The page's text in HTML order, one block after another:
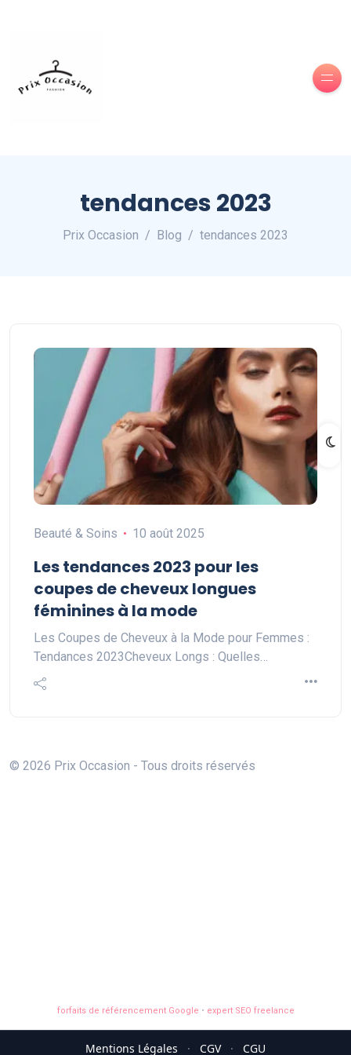
tendances 2023
Prix Occasion Blog tendances 2023
Beauté & Soins 10 août 2025
Les tendances 2023 pour les
coupes de cheveux longues
féminines à la mode
Les Coupes de Cheveux à la Mode pour Femmes :
Tendances 2023Cheveux Longs : Quelles…
© 2026 Prix Occasion - Tous droits réservés
forfaits de référencement Google • expert SEO freelance
Mentions Légales · CGV · CGU